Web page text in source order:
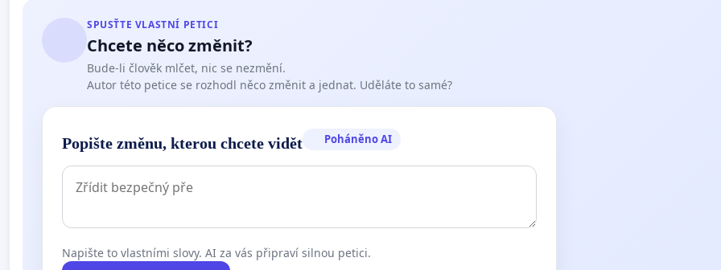
SPUSŤTE VLASTNÍ PETICI
Chcete něco změnit?
Bude-li člověk mlčet, nic se nezmění.
Autor této petice se rozhodl něco změnit a jednat. Uděláte to samé?
Popište změnu, kterou chcete vidět Poháněno AI
Napište to vlastními slovy. AI za vás připraví silnou petici.